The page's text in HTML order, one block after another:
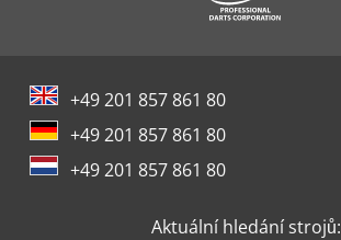
+49 201 857 861 80
+49 201 857 861 80
+49 201 857 861 80
Aktuální hledání strojů: